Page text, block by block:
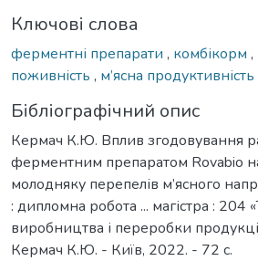
Ключові слова
ферментні препарати , комбікорм ,
поживність , м’ясна продуктивність
Бібліографічний опис
Кермач К.Ю. Вплив згодовування
ферментним препаратом Rovabio
молодняку перепелів м’ясного
: дипломна робота ... магістра : 204
виробництва і переробки
Кермач К.Ю. - Київ, 2022. - 72 с.